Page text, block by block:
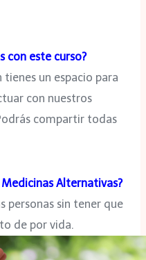
con este curso?
tienes un espacio para
con nuestros
compartir todas
Alternativas?
personas sin tener que
de por vida.